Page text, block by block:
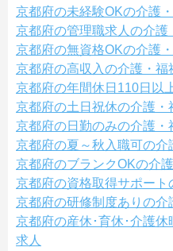
京都府の未経験OKの介護
京都府の管理職求人の介護
京都府の無資格OKの介護
京都府の高収入の介護・福
京都府の年間休日110日以
京都府の土日祝休の介護・
京都府の日勤のみの介護・
京都府の夏～秋入職可の介
京都府のブランクOKの介
京都府の資格取得サポート
京都府の研修制度ありの介
京都府の産休･育休･介護
求人